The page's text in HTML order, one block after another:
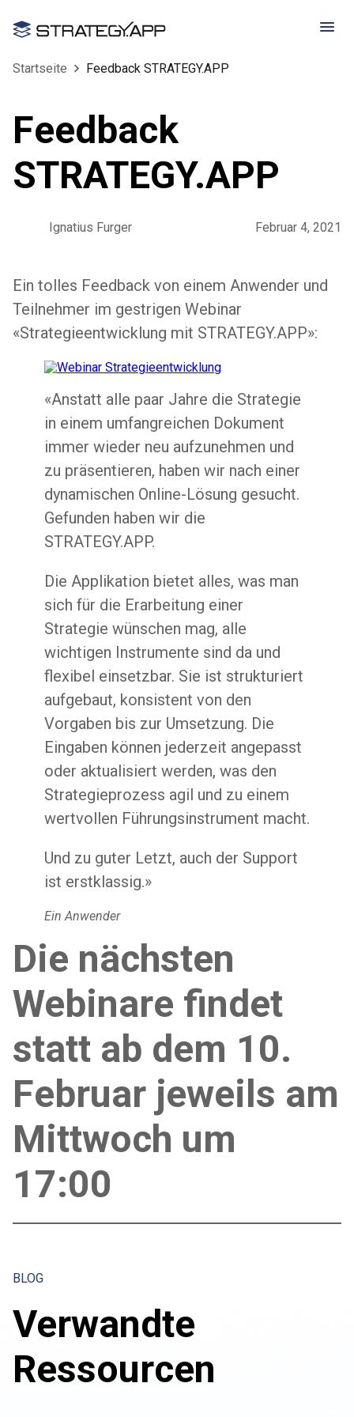
Startseite Feedback STRATEGY.APP
Feedback
STRATEGY.APP
Ignatius Furger Februar 4, 2021
Ein tolles Feedback von einem Anwender und
Teilnehmer im gestrigen Webinar
«Strategieentwicklung mit STRATEGY.APP»:
«Anstatt alle paar Jahre die Strategie
in einem umfangreichen Dokument
immer wieder neu aufzunehmen und
zu präsentieren, haben wir nach einer
dynamischen Online-Lösung gesucht.
Gefunden haben wir die
STRATEGY.APP.
Die Applikation bietet alles, was man
sich für die Erarbeitung einer
Strategie wünschen mag, alle
wichtigen Instrumente sind da und
flexibel einsetzbar. Sie ist strukturiert
aufgebaut, konsistent von den
Vorgaben bis zur Umsetzung. Die
Eingaben können jederzeit angepasst
oder aktualisiert werden, was den
Strategieprozess agil und zu einem
wertvollen Führungsinstrument macht.
Und zu guter Letzt, auch der Support
ist erstklassig.»
Ein Anwender
Die nächsten
Webinare findet
statt ab dem 10.
Februar jeweils am
Mittwoch um
17:00
BLOG
Verwandte
Ressourcen